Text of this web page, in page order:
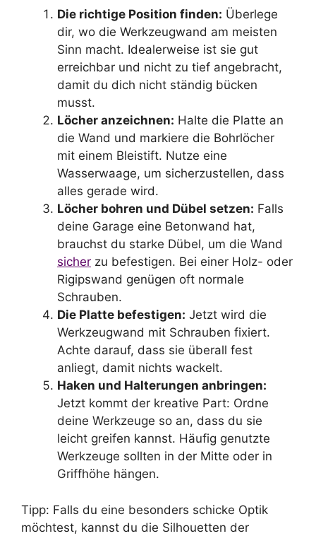
Die richtige Position finden: Überlege
dir, wo die Werkzeugwand am meisten
Sinn macht. Idealerweise ist sie gut
erreichbar und nicht zu tief angebracht,
damit du dich nicht ständig bücken
musst.
Löcher anzeichnen: Halte die Platte an
die Wand und markiere die Bohrlöcher
mit einem Bleistift. Nutze eine
Wasserwaage, um sicherzustellen, dass
alles gerade wird.
Löcher bohren und Dübel setzen: Falls
deine Garage eine Betonwand hat,
brauchst du starke Dübel, um die Wand
sicher zu befestigen. Bei einer Holz- oder
Rigipswand genügen oft normale
Schrauben.
Die Platte befestigen: Jetzt wird die
Werkzeugwand mit Schrauben fixiert.
Achte darauf, dass sie überall fest
anliegt, damit nichts wackelt.
Haken und Halterungen anbringen:
Jetzt kommt der kreative Part: Ordne
deine Werkzeuge so an, dass du sie
leicht greifen kannst. Häufig genutzte
Werkzeuge sollten in der Mitte oder in
Griffhöhe hängen.
Tipp: Falls du eine besonders schicke Optik
möchtest, kannst du die Silhouetten der